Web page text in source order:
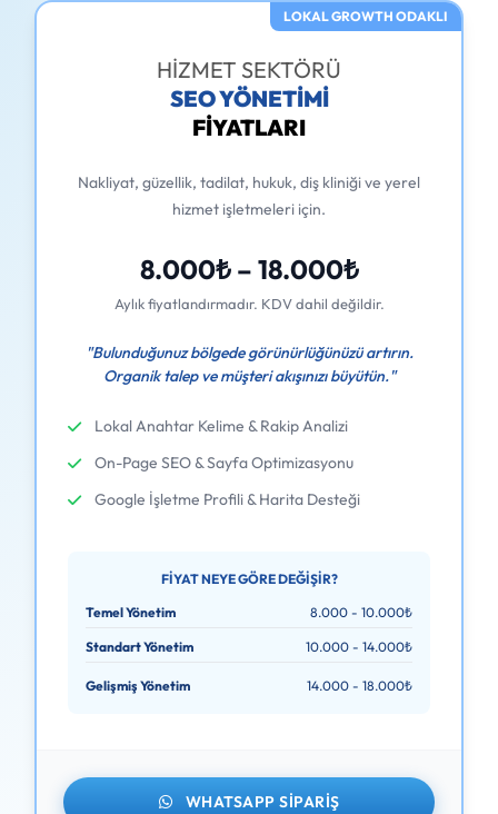
LOKAL GROWTH ODAKLI
HİZMET SEKTÖRÜ
SEO YÖNETİMİ
FİYATLARI
Nakliyat, güzellik, tadilat, hukuk, diş kliniği ve yerel
hizmet işletmeleri için.
8.000₺ – 18.000₺
Aylık fiyatlandırmadır. KDV dahil değildir.
"Bulunduğunuz bölgede görünürlüğünüzü artırın.
Organik talep ve müşteri akışınızı büyütün."
Lokal Anahtar Kelime & Rakip Analizi
On-Page SEO & Sayfa Optimizasyonu
Google İşletme Profili & Harita Desteği
FIYAT NEYE GÖRE DEĞIŞIR?
Temel Yönetim
8.000 - 10.000₺
Standart Yönetim 10.000 - 14.000₺
Gelişmiş Yönetim 14.000 - 18.000₺
WHATSAPP SIPARIŞ